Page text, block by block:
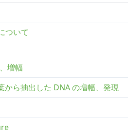
ついて
増幅
から抽出した DNA の増幅、発現